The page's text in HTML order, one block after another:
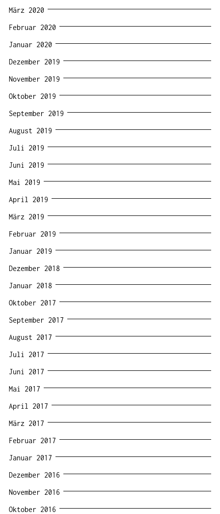
März 2020
Februar 2020
Januar 2020
Dezember 2019
November 2019
Oktober 2019
September 2019
August 2019
Juli 2019
Juni 2019
Mai 2019
April 2019
März 2019
Februar 2019
Januar 2019
Dezember 2018
Januar 2018
Oktober 2017
September 2017
August 2017
Juli 2017
Juni 2017
Mai 2017
April 2017
März 2017
Februar 2017
Januar 2017
Dezember 2016
November 2016
Oktober 2016